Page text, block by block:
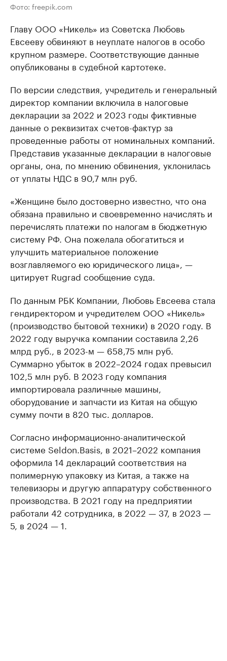
Фото: freepik.com
Главу ООО «Никель» из Советска Любовь
Евсееву обвиняют в неуплате налогов в особо
крупном размере. Соответствующие данные
опубликованы в судебной картотеке.
По версии следствия, учредитель и генеральный
директор компании включила в налоговые
декларации за 2022 и 2023 годы фиктивные
данные о реквизитах счетов-фактур за
проведенные работы от номинальных компаний.
Представив указанные декларации в налоговые
органы, она, по мнению обвинения, уклонилась
от уплаты НДС в 90,7 млн руб.
«Женщине было достоверно известно, что она
обязана правильно и своевременно начислять и
перечислять платежи по налогам в бюджетную
систему РФ. Она пожелала обогатиться и
улучшить материальное положение
возглавляемого ею юридического лица», —
цитирует Rugrad сообщение суда.
По данным РБК Компании, Любовь Евсеева стала
гендиректором и учредителем ООО «Никель»
(производство бытовой техники) в 2020 году. В
2022 году выручка компании составила 2,26
млрд руб., в 2023-м — 658,75 млн руб.
Суммарно убыток в 2022–2024 годах превысил
102,5 млн руб. В 2023 году компания
импортировала различные машины,
оборудование и запчасти из Китая на общую
сумму почти в 820 тыс. долларов.
Согласно информационно-аналитической
системе Seldon.Basis, в 2021–2022 компания
оформила 14 деклараций соответствия на
полимерную упаковку из Китая, а также на
телевизоры и другую аппаратуру собственного
производства. В 2021 году на предприятии
работали 42 сотрудника, в 2022 — 37, в 2023 —
5, в 2024 — 1.